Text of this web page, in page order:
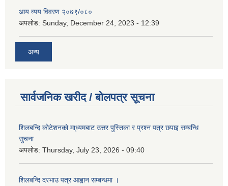
आय व्यय विवरण २०७९/०८०
अपलोड: Sunday, December 24, 2023 - 12:39
अन्य
सार्वजनिक खरीद / बोलपत्र सूचना
शिलबन्दि कोटेशनको मा्ध्यमबाट उत्तर पुस्तिका र प्रश्न पत्र छपाइ सम्बन्धि
सुचना
अपलोड: Thursday, July 23, 2026 - 09:40
शिलबन्दि दरभाउ पत्र आह्वान सम्बन्धमा ।